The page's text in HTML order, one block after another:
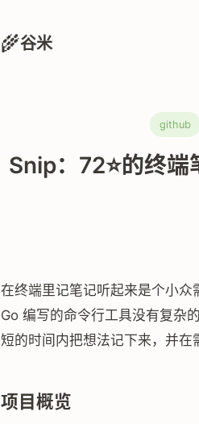
🌾谷米
github
Snip：72⭐的终
在终端里记笔记听起来是个小众
Go 编写的命令行工具没有复杂
短的时间内把想法记下来，并在
项目概览